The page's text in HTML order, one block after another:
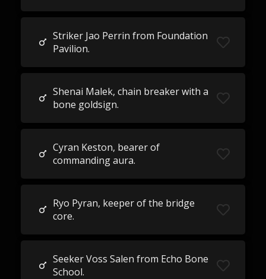
Striker Jao Perrin from Foundation
Pavilion.
Shenai Malek, chain breaker with a
bone goldsign.
Cyran Keston, bearer of
commanding aura.
Ryo Pyran, keeper of the bridge
core.
Seeker Voss Salen from Echo Bone
School.